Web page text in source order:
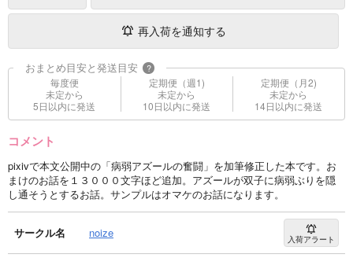
再入荷を通知する
おまとめ目安と発送目安 ?
毎度便
未定から
5日以内に発送
定期便（週1)
未定から
10日以内に発送
定期便（月2)
未定から
14日以内に発送
コメント
pixivで本文公開中の「病弱アズールの奮闘」を加筆修正した本です。お
まけのお話を１３０００文字ほど追加。アズールが双子に病弱ぶりを隠
し通そうとするお話。サンプルはオマケのお話になります。
サークル名 noize 入荷アラート